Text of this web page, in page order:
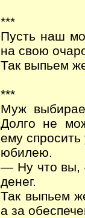
***
Пусть наш
на свою
Так выпьем
***
Муж
Долго не
ему
юбилею.
— Ну что вы,
денег.
Так выпьем
а за